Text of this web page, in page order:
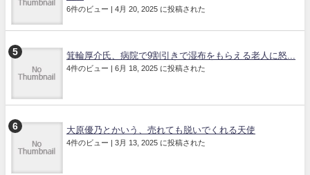
6件のビュー 4月 20, 2025 に投稿された
箕輪厚介氏、病院で9割引きで湿布をもらえる老人に怒...
4件のビュー 6月 18, 2025 に投稿された
大原優乃とかいう、売れても脱いでくれる天使
4件のビュー 3月 13, 2025 に投稿された